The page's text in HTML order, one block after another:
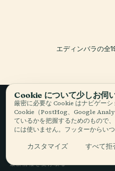
エディンバラの全
ゆっくり旅
語る。
最新情報を受け取る
Cookie について少しお伺い
厳密に必要な Cookie はナビゲー
Cookie（PostHog、Google
ているかを把握するためのもので
には使いません。フッターからい
カスタマイズ すべて拒